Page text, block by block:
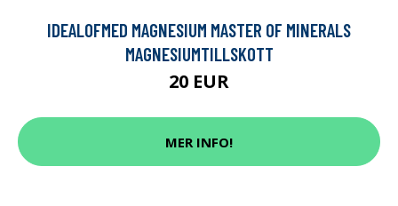
IDEALOFMED MAGNESIUM MASTER OF MINERALS
MAGNESIUMTILLSKOTT
20 EUR
MER INFO!